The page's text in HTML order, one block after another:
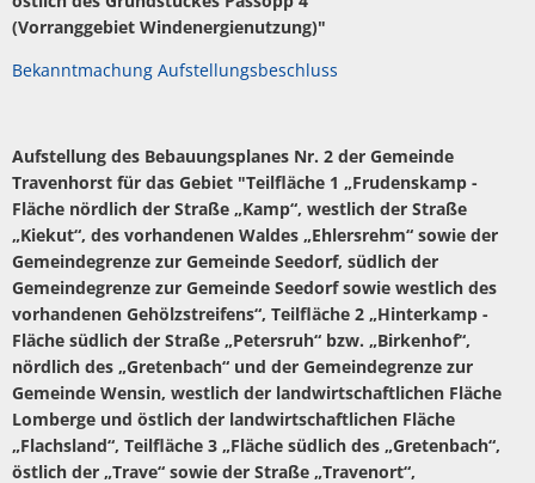
(Vorranggebiet Windenergienutzung)"
Bekanntmachung Aufstellungsbeschluss
Aufstellung des Bebauungsplanes Nr. 2 der Gemeinde
Travenhorst für das Gebiet "Teilfläche 1 „Frudenskamp -
Fläche nördlich der Straße „Kamp“, westlich der Straße
„Kiekut“, des vorhandenen Waldes „Ehlersrehm“ sowie der
Gemeindegrenze zur Gemeinde Seedorf, südlich der
Gemeindegrenze zur Gemeinde Seedorf sowie westlich des
vorhandenen Gehölzstreifens“, Teilfläche 2 „Hinterkamp -
Fläche südlich der Straße „Petersruh“ bzw. „Birkenhof“,
nördlich des „Gretenbach“ und der Gemeindegrenze zur
Gemeinde Wensin, westlich der landwirtschaftlichen Fläche
Lomberge und östlich der landwirtschaftlichen Fläche
„Flachsland“, Teilfläche 3 „Fläche südlich des „Gretenbach“,
östlich der „Trave“ sowie der Straße „Travenort“,